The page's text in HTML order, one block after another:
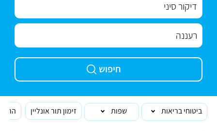
חיפוש
ביטוחי בריאות שפות זימון תור אונליין